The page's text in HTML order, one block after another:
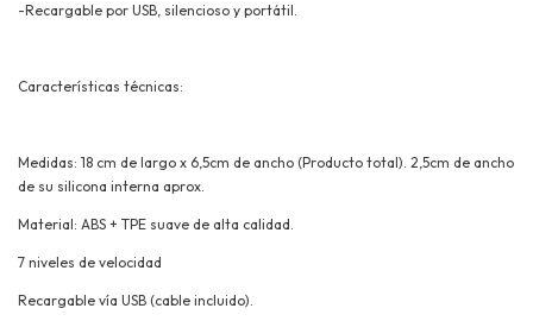
-Recargable por USB, silencioso y portátil.
Características técnicas:
Medidas: 18 cm de largo x 6,5cm de ancho (Producto total). 2,5cm de ancho
de su silicona interna aprox.
Material: ABS + TPE suave de alta calidad.
7 niveles de velocidad
Recargable vía USB (cable incluido).